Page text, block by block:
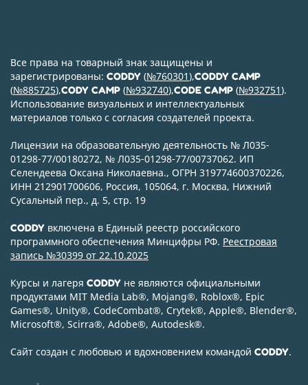
Все права на товарный знак защищены и
зарегистрированы: CODDY (№760301),CODDY CAMP
(№885725),CODY CAMP (№932740),CODE CAMP (№932751).
Использование визуальных и интеллектуальных
материалов только с согласия создателей проекта.
Лицензии на образовательную деятельность № Л035-
01298-77/00180272, № Л035-01298-77/00737062. ИП
Селендеева Оксана Николаевна., ОГРН 319774600370226,
ИНН 212901700606, Россия, 105064, г. Москва, Нижний
Сусальный пер., д. 5, стр. 19
CODDY включена в Единый реестр российского
программного обеспечения Минцифры РФ. Реестровая
запись №30399 от 22.10.2025
Курсы и лагеря CODDY не являются официальными
продуктами MIT Media Lab®, Mojang®, Roblox®, Epic
Games®, Unity®, CodeСombat®, Crytek®, Apple®, Blender®,
Microsoft®, Scirra®, Adobe®, Autodesk®.
Сайт создан с любовью и вдохновением командой CODDY.